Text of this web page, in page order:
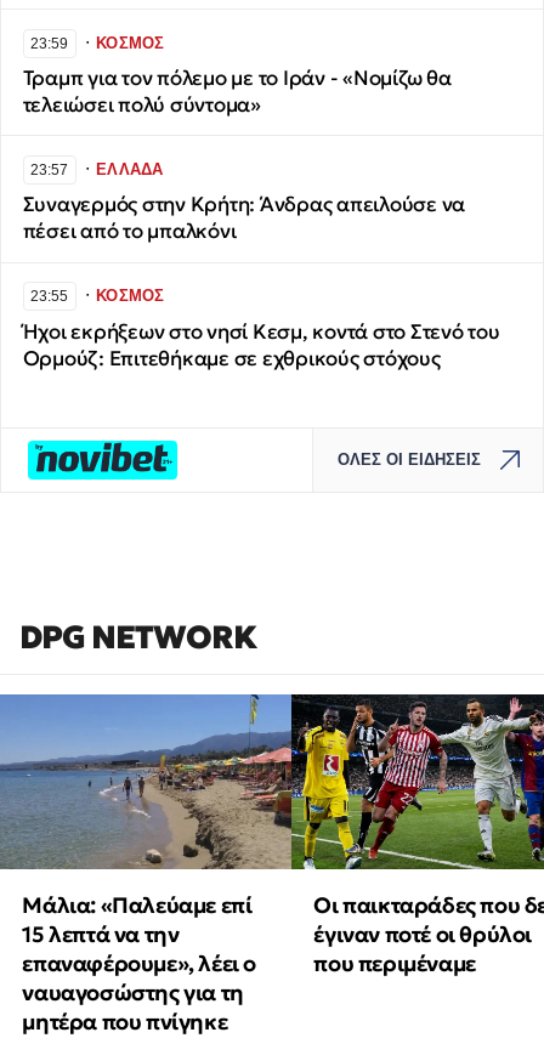
23:59 ∙ΚΟΣΜΟΣ
Τραμπ για τον πόλεμο με το Ιράν - «Νομίζω θα
τελειώσει πολύ σύντομα»
23:57 ∙ΕΛΛΑΔΑ
Συναγερμός στην Κρήτη: Άνδρας απειλούσε να
πέσει από το μπαλκόνι
23:55 ∙ΚΟΣΜΟΣ
Ήχοι εκρήξεων στο νησί Κεσμ, κοντά στο Στενό του
Ορμούζ: Επιτεθήκαμε σε εχθρικούς στόχους
ΟΛΕΣ ΟΙ ΕΙΔΗΣΕΙΣ
DPG NETWORK
Μάλια: «Παλεύαμε επί
15 λεπτά να την
επαναφέρουμε», λέει ο
ναυαγοσώστης για τη
μητέρα που πνίγηκε
Οι παικταράδες που
έγιναν ποτέ οι θρύλοι
που περιμέναμε